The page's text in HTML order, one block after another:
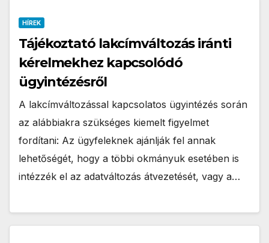
HÍREK
Tájékoztató lakcímváltozás iránti
kérelmekhez kapcsolódó
ügyintézésről
A lakcímváltozással kapcsolatos ügyintézés során
az alábbiakra szükséges kiemelt figyelmet
fordítani: Az ügyfeleknek ajánlják fel annak
lehetőségét, hogy a többi okmányuk esetében is
intézzék el az adatváltozás átvezetését, vagy a…